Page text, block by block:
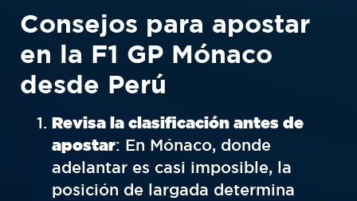
Consejos para apostar
en la F1 GP Mónaco
desde Perú
Revisa la clasificación antes de
apostar: En Mónaco, donde
adelantar es casi imposible, la
posición de largada determina